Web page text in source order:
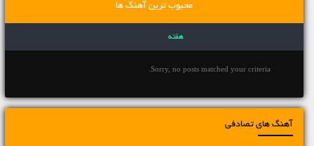
محبوب ترین آهنگ ها
هفته
Sorry, no posts matched your criteria.
آهنگ های تصادفی